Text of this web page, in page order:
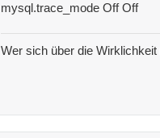
mysql.trace_mode Off Off
Wer sich über die